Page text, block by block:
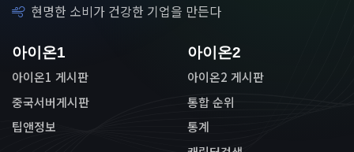
현명한 소비가 건강한 기업을 만든다
아이온1
아이온1 게시판
중국서버게시판
팁앤정보
아이온2
아이온2 게시판
통합 순위
통계